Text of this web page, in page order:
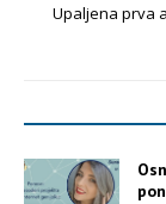
Upaljena prva